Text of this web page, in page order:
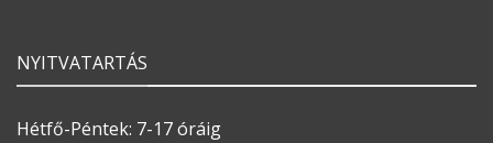
NYITVATARTÁS
Hétfő-Péntek: 7-17 óráig